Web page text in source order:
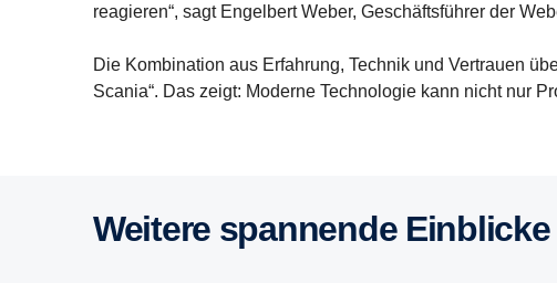
reagieren“, sagt Engelbert Weber, Geschäftsführer der
Die Kombination aus Erfahrung, Technik und Vertrauen
Scania“. Das zeigt: Moderne Technologie kann nicht nur
Weitere spannende Einblicke